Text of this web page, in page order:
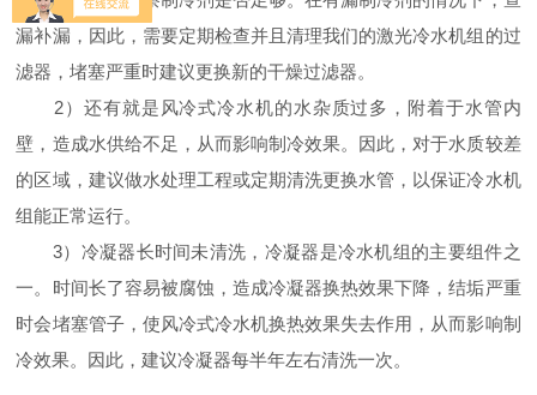
漏补漏，因此，需要定期检查并且清理我们的激光冷水机组的过
滤器，堵塞严重时建议更换新的干燥过滤器。
2）还有就是风冷式冷水机的水杂质过多，附着于水管内
壁，造成水供给不足，从而影响制冷效果。因此，对于水质较差
的区域，建议做水处理工程或定期清洗更换水管，以保证冷水机
组能正常运行。
3）冷凝器长时间未清洗，冷凝器是冷水机组的主要组件之
一。时间长了容易被腐蚀，造成冷凝器换热效果下降，结垢严重
时会堵塞管子，使风冷式冷水机换热效果失去作用，从而影响制
冷效果。因此，建议冷凝器每半年左右清洗一次。